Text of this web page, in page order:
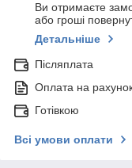
Ви отримаєте
або гроші
Детальніше
Післяплата
Оплата на
Готівкою
Всі умови оплати